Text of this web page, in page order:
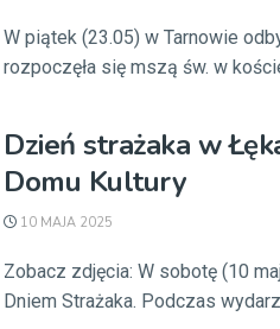
W piątek (23.05) w Tarnowie
rozpoczęła się mszą św. w
Dzień strażaka w
Domu Kultury
10 MAJA 2025
Zobacz zdjęcia: W sobotę (10
Dniem Strażaka. Podczas